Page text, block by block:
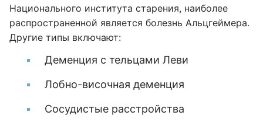
Национального института старения, наиболее
распространенной является болезнь Альцгеймера.
Другие типы включают:
Деменция с тельцами Леви
Лобно-височная деменция
Сосудистые расстройства